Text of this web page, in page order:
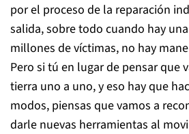
por el proceso de la reparación
salida, sobre todo cuando hay
millones de víctimas, no hay
Pero si tú en lugar de pensar que
tierra uno a uno, y eso hay que
modos, piensas que vamos a
darle nuevas herramientas al